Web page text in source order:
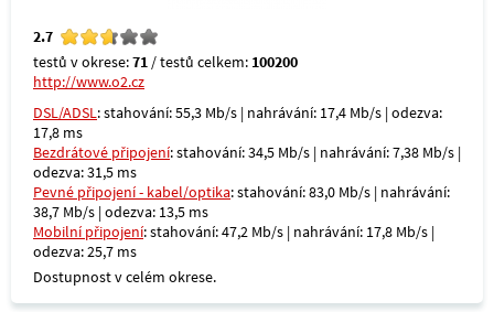
2.7
testů v okrese:71 / testů celkem: 100200
http://www.o2.cz
DSL/ADSL: stahování: 55,3 Mb/s | nahrávání: 17,4 Mb/s | odezva:
17,8 ms
Bezdrátové připojení: stahování: 34,5 Mb/s | nahrávání: 7,38 Mb/s |
odezva: 31,5 ms
Pevné připojení - kabel/optika: stahování: 83,0 Mb/s | nahrávání:
38,7 Mb/s | odezva: 13,5 ms
Mobilní připojení: stahování: 47,2 Mb/s | nahrávání: 17,8 Mb/s |
odezva: 25,7 ms
Dostupnost v celém okrese.